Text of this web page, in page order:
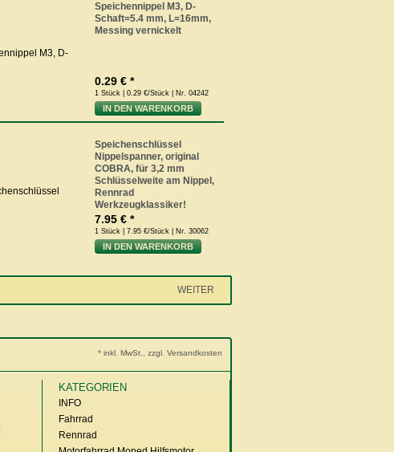
Speichennippel M3, D-
Schaft=5.4 mm, L=16mm,
Messing vernickelt
0.29 € *
1 Stück | 0.29 €/Stück | Nr. 04242
IN DEN WARENKORB
Speichenschlüssel
Nippelspanner, original
COBRA, für 3,2 mm
Schlüsselweite am Nippel,
Rennrad
Werkzeugklassiker!
7.95 € *
1 Stück | 7.95 €/Stück | Nr. 30062
IN DEN WARENKORB
WEITER
* inkl. MwSt., zzgl. Versandkosten
KATEGORIEN
INFO
Fahrrad
Rennrad